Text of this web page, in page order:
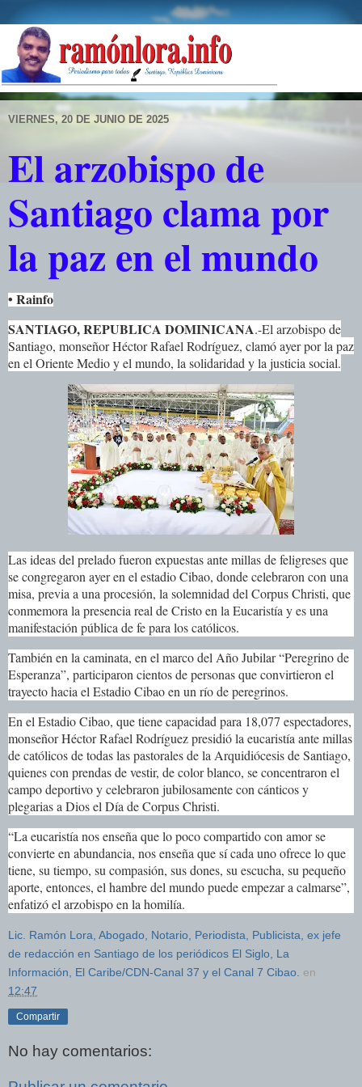
VIERNES, 20 DE JUNIO DE 2025
El arzobispo de
Santiago clama por
la paz en el mundo
• Rainfo
SANTIAGO, REPUBLICA DOMINICANA.-El arzobispo de
Santiago, monseñor Héctor Rafael Rodríguez, clamó ayer por la paz
en el Oriente Medio y el mundo, la solidaridad y la justicia social.
Las ideas del prelado fueron expuestas ante millas de feligreses que
se congregaron ayer en el estadio Cibao, donde celebraron con una
misa, previa a una procesión, la solemnidad del Corpus Christi, que
conmemora la presencia real de Cristo en la Eucaristía y es una
manifestación pública de fe para los católicos.
También en la caminata, en el marco del Año Jubilar “Peregrino de
Esperanza”, participaron cientos de personas que convirtieron el
trayecto hacia el Estadio Cibao en un río de peregrinos.
En el Estadio Cibao, que tiene capacidad para 18,077 espectadores,
monseñor Héctor Rafael Rodríguez presidió la eucaristía ante millas
de católicos de todas las pastorales de la Arquidiócesis de Santiago,
quienes con prendas de vestir, de color blanco, se concentraron el
campo deportivo y celebraron jubilosamente con cánticos y
plegarias a Dios el Día de Corpus Christi.
“La eucaristía nos enseña que lo poco compartido con amor se
convierte en abundancia, nos enseña que sí cada uno ofrece lo que
tiene, su tiempo, su compasión, sus dones, su escucha, su pequeño
aporte, entonces, el hambre del mundo puede empezar a calmarse”,
enfatizó el arzobispo en la homilía.
Lic. Ramón Lora, Abogado, Notario, Periodista, Publicista, ex jefe
de redacción en Santiago de los periódicos El Siglo, La
Información, El Caribe/CDN-Canal 37 y el Canal 7 Cibao. en
12:47
Compartir
No hay comentarios: